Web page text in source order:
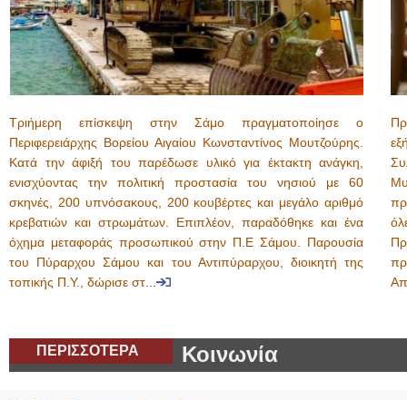
Τριήμερη επίσκεψη στην Σάμο πραγματοποίησε ο
Περιφερειάρχης Βορείου Αιγαίου Κωνσταντίνος Μουτζούρης.
Κατά την άφιξή του παρέδωσε υλικό για έκτακτη ανάγκη,
ενισχύοντας την πολιτική προστασία του νησιού με 60
σκηνές, 200 υπνόσακους, 200 κουβέρτες και μεγάλο αριθμό
κρεβατιών και στρωμάτων. Επιπλέον, παραδόθηκε και ένα
όχημα μεταφοράς προσωπικού στην Π.Ε Σάμου. Παρουσία
του Πύραρχου Σάμου και του Αντιπύραρχου, διοικητή της
τοπικής Π.Υ., δώρισε στ...
ΠΕΡΙΣΣΟΤΕΡΑ Κοινωνία